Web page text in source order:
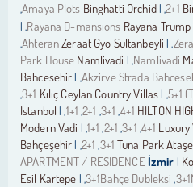
,Amaya Plots Binghatti Orchid | ,2+1
| ,Rayana D-mansions Rayana
,AhteranZeraat Gyo Sultanbeyli | ,
Park House Namlivadi | ,Namlivadi
Bahcesehir | ,Akzirve Strada
,3+1 Kılıç Ceylan Country Villas | ,5+1
Istanbul | ,1+1 ,2+1 ,3+1 ,4+1 HILTON
Modern Vadi | ,1+1 ,2+1 ,3+1 ,4+1
Bahçeşehir | ,2+1 ,3+1 Tuna Park
APARTMENT / RESIDENCE İzmir
Esil Kartepe | ,3+1Bahçe Dubleksi ,